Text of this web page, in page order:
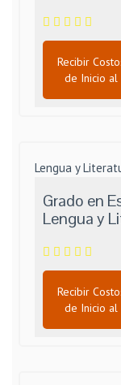
Recibir
de Inicio al
Lengua y
Grado en
Lengua y
Recibir
de Inicio al